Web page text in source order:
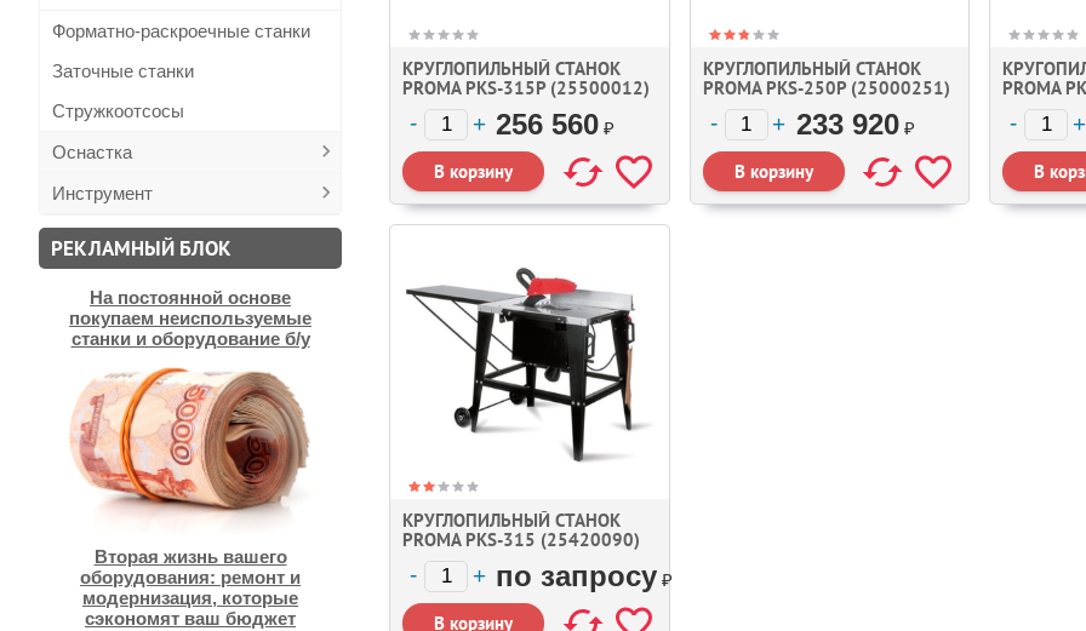
Форматно-раскроечные станки
Заточные станки
Стружкоотсосы
Оснастка
Инструмент
РЕКЛАМНЫЙ БЛОК
На постоянной основе
покупаем неиспользуемые
станки и оборудование б/у
Вторая жизнь вашего
оборудования: ремонт и
модернизация, которые
сэкономят ваш бюджет
КРУГЛОПИЛЬНЫЙ СТАНОК
PROMA PKS-315P (25500012)
256 560 ₽
КРУГЛОПИЛЬНЫЙ СТАНОК
PROMA PKS-250P (25000251)
233 920 ₽
PROMA
КРУГЛОПИЛЬНЫЙ СТАНОК
PROMA PKS-315 (25420090)
по запросу ₽